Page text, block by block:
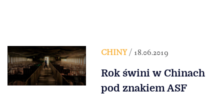
CHINY/ 18.06.2019
Rok świni w Chinach
pod znakiem ASF